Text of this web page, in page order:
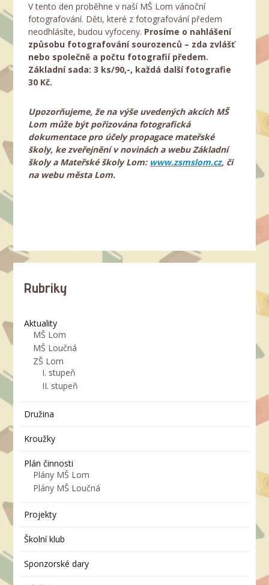
V tento den proběhne v naší MŠ Lom vánoční
fotografování. Děti, které z fotografování předem
neodhlásíte, budou vyfoceny. Prosíme o nahlášení
způsobu fotografování sourozenců – zda zvlášť
nebo společně a počtu fotografií předem.
Základní sada: 3 ks/90,-, každá další fotografie
30 Kč.
Upozorňujeme, že na výše uvedených akcích MŠ
Lom může být pořizována fotografická
dokumentace pro účely propagace mateřské
školy, ke zveřejnění v novinách a webu Základní
školy a Mateřské školy Lom: www.zsmslom.cz, či
na webu města Lom.
Rubriky
Aktuality
MŠ Lom
MŠ Loučná
ZŠ Lom
I. stupeň
II. stupeň
Družina
Kroužky
Plán činnosti
Plány MŠ Lom
Plány MŠ Loučná
Projekty
Školní klub
Sponzorské dary